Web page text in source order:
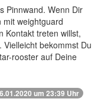
Pinnwand. Wenn Dir
weightguard
Kontakt treten willst,
bekommst Du
rooster auf Deine
um 23:39 Uhr